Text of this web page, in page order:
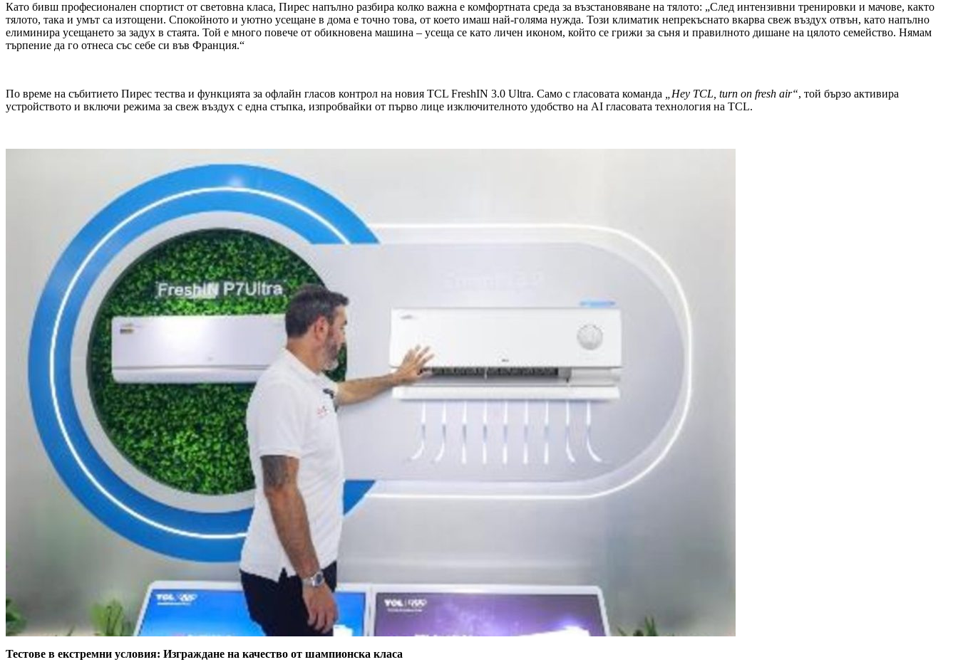
Като бивш професионален спортист от световна класа, Пирес напълно разбира колко важна е комфортната среда за възстановяване на тялото: „След интензивни тренировки и мачове, както
тялото, така и умът са изтощени. Спокойното и уютно усещане в дома е точно това, от което имаш най-голяма нужда. Този климатик непрекъснато вкарва свеж въздух отвън, като напълно
елиминира усещането за задух в стаята. Той е много повече от обикновена машина – усеща се като личен иконом, който се грижи за съня и правилното дишане на цялото семейство. Нямам
търпение да го отнеса със себе си във Франция.“
По време на събитието Пирес тества и функцията за офлайн гласов контрол на новия TCL FreshIN 3.0 Ultra. Само с гласовата команда „Hey TCL, turn on fresh air“, той бързо активира
устройството и включи режима за свеж въздух с една стъпка, изпробвайки от първо лице изключителното удобство на AI гласовата технология на TCL.
Тестове в екстремни условия: Изграждане на качество от шампионска класа